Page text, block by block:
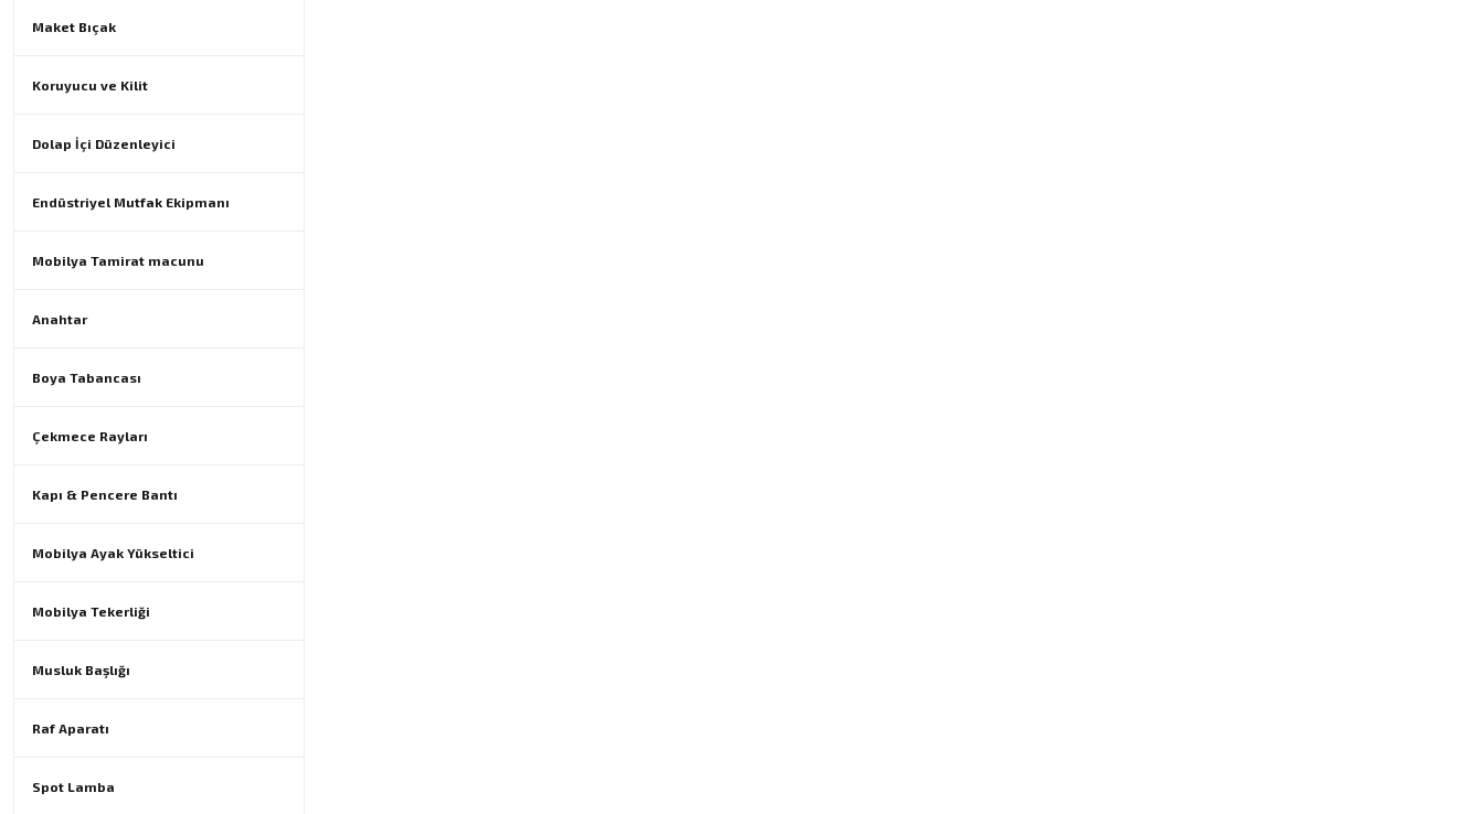
Maket Bıçak
Koruyucu ve Kilit
Dolap İçi Düzenleyici
Endüstriyel Mutfak Ekipmanı
Mobilya Tamirat macunu
Anahtar
Boya Tabancası
Çekmece Rayları
Kapı & Pencere Bantı
Mobilya Ayak Yükseltici
Mobilya Tekerliği
Musluk Başlığı
Raf Aparatı
Spot Lamba